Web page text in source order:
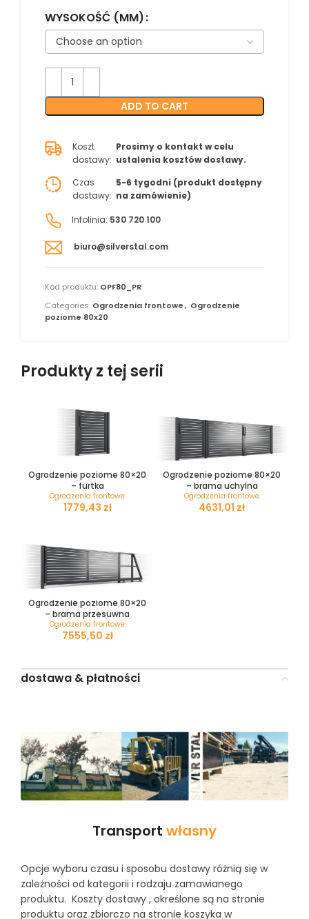
WYSOKOŚĆ (MM)
ADD TO CART
Koszt
dostawy:
Prosimy o kontakt w celu
ustalenia kosztów dostawy.
Czas
dostawy:
5-6 tygodni (produkt dostępny
na zamówienie)
Infolinia: 530 720 100
biuro@silverstal.com
Kod produktu: OPF80_PR
Categories: Ogrodzenia frontowe, Ogrodzenie
poziome 80x20
Produkty z tej serii
Ogrodzenie poziome 80×20
– furtka
Ogrodzenia frontowe
zł
Ogrodzenie poziome 80×20
– brama uchylna
Ogrodzenia frontowe
zł
Ogrodzenie poziome 80×20
– brama przesuwna
Ogrodzenia frontowe
zł
dostawa & płatności
Transport własny
Opcje wyboru czasu i sposobu dostawy różnią się w
zależności od kategorii i rodzaju zamawianego
produktu. Koszty dostawy , określone są na stronie
produktu oraz zbiorczo na stronie koszyka w